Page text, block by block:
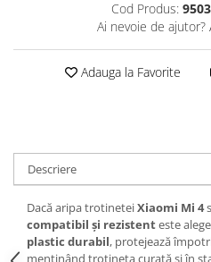
Cod Produs:
Ai nevoie de ajutor?
Adauga la Favorite
Descriere
Dacă aripa trotineteiXiaomi Mi 4
compatibil și rezistenteste
plastic durabil, protejează
menținând trotineta curată și în